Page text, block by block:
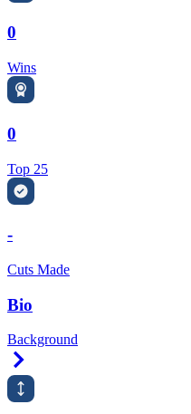
0
Wins
0
Top 25
-
Cuts Made
Bio
Background